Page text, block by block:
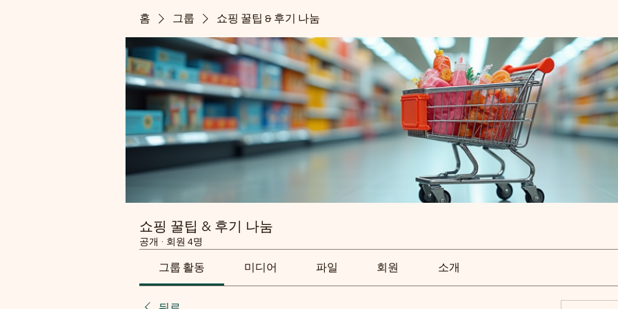
홈 그룹 쇼핑 꿀팁 & 후기 나눔
쇼핑 꿀팁 & 후기 나눔
공개 · 회원 4명
그룹 활동 미디어 파일 회원 소개